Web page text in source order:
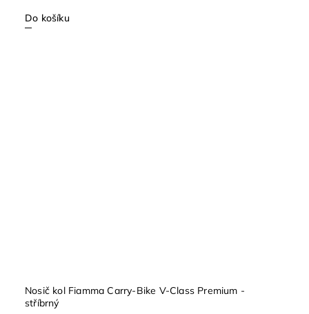
Do košíku
Nosič kol Fiamma Carry-Bike V-Class Premium -
stříbrný